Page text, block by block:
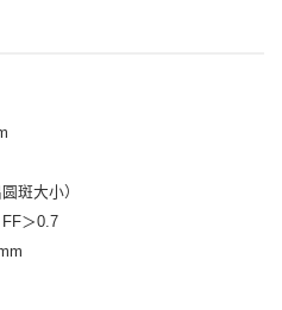
斑大小）
＞0.7